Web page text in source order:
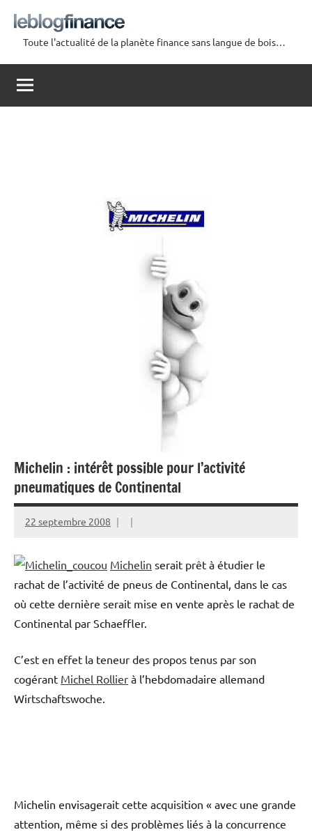
contenu
Le
Blog
Finance
Toute l'actualité de la planète finance sans langue de bois…
Michelin : intérêt possible pour l’activité
pneumatiques de Continental
22 septembre 2008
Michelin serait prêt à étudier le
rachat de l’activité de pneus de Continental, dans le cas
où cette dernière serait mise en vente après le rachat de
Continental par Schaeffler.
C’est en effet la teneur des propos tenus par son
cogérant Michel Rollier à l’hebdomadaire allemand
Wirtschaftswoche.
Michelin envisagerait cette acquisition « avec une grande
attention, même si des problèmes liés à la concurrence